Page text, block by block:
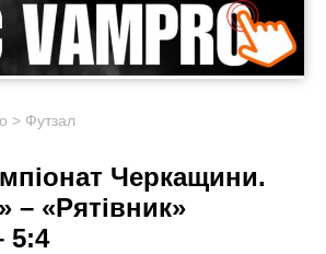
> Футзал
Черкащини.
– «Рятівник»
5:4